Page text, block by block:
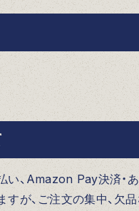
、Amazon Pay決済・
が、ご注文の集中、欠